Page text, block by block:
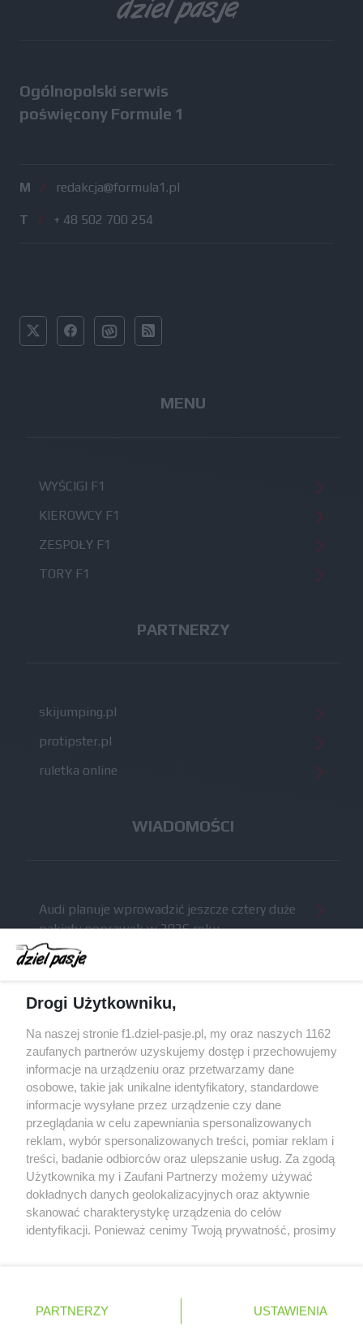
Ogólnopolski serwis
poświęcony Formule 1
M / redakcja@formula1.pl
T / + 48 502 700 254
MENU
WYŚCIGI F1
KIEROWCY F1
ZESPOŁY F1
TORY F1
PARTNERZY
skijumping.pl
protipster.pl
ruletka online
WIADOMOŚCI
Audi planuje wprowadzić jeszcze cztery duże
pakiety poprawek w 2026 roku
Gasly dołączył do krytyki obecnych
samochodów F1
McCullough opuści Astona Martina z końcem
Poszkodowani kibice z GP Las Vegas 2023
otrzymają częściowy zwrot pieniędzy
Bottas z kolejnymi sukcesami w kolarstwie
Polityka prywatności © 2004 - 2026 GPmedia
Kopiowanie treści bez
zgody autorów zabronione.
powiązana w żaden sposób z grupą przedsiębiorstw Formula
One, oraz oznaczeniami F1, FORMULA ONE, FORMULA 1 FIA
Serwis internetowy, z którego korzystasz, używa plików
cookies. Są to pliki instalowane w urządzeniach
końcowych osób korzystających z serwisu, w celu
administrowania serwisem, poprawy jakości
świadczonych usług w tym dostosowania treści serwisu
Dowiedz się więcej o naszej polityce
Drogi Użytkowniku,
Na naszej stronie f1.dziel-pasje.pl, my oraz naszych 1162
zaufanych partnerów uzyskujemy dostęp i przechowujemy
informacje na urządzeniu oraz przetwarzamy dane
osobowe, takie jak unikalne identyfikatory, standardowe
informacje wysyłane przez urządzenie czy dane
przeglądania w celu zapewniania spersonalizowanych
reklam, wybór spersonalizowanych treści, pomiar reklam i
treści, badanie odbiorców oraz ulepszanie usług. Za zgodą
Użytkownika my i Zaufani Partnerzy możemy używać
dokładnych danych geolokalizacyjnych oraz aktywnie
skanować charakterystykę urządzenia do celów
identyfikacji. Ponieważ cenimy Twoją prywatność, prosimy
prywatności znajdujący się w lewym dolnym rogu strony
. Niektóre rodzaje przetwarzania danych nie wymagają
PARTNERZY USTAWIENIA